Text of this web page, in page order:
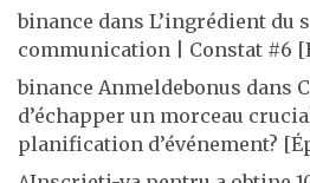
binance dans L’ingrédient du
communication | Constat #6
binance Anmeldebonus dans
d’échapper un morceau
planification d’événement?